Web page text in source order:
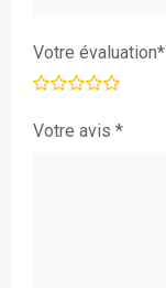
Votre évaluation*
Votre avis *